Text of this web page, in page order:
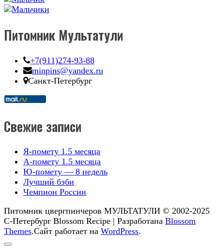
Питомник Мультатули
+7(911)274-93-88
minpins@yandex.ru
Санкт-Петербург
Свежие записи
Я-помету 1.5 месяца
А-помету 1.5 месяца
Ю-помету — 8 недель
Лучший бэби
Чемпион России
Питомник цвергпинчеров МУЛЬТАТУЛИ © 2002-2025
С-Петербург Blossom Recipe | Разработана Blossom
Themes.Сайт работает на WordPress.